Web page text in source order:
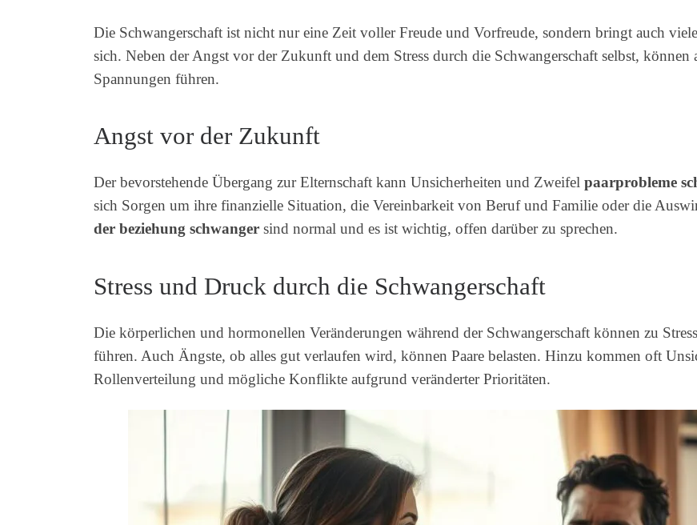
Die Schwangerschaft ist nicht nur eine Zeit voller Freude und Vorfreude, sondern bringt auch
sich. Neben der Angst vor der Zukunft und dem Stress durch die Schwangerschaft selbst, können
Spannungen führen.
Angst vor der Zukunft
Der bevorstehende Übergang zur Elternschaft kann Unsicherheiten und Zweifel paarprobleme
sich Sorgen um ihre finanzielle Situation, die Vereinbarkeit von Beruf und Familie oder die
der beziehung schwanger sind normal und es ist wichtig, offen darüber zu sprechen.
Stress und Druck durch die Schwangerschaft
Die körperlichen und hormonellen Veränderungen während der Schwangerschaft können zu
führen. Auch Ängste, ob alles gut verlaufen wird, können Paare belasten. Hinzu kommen oft
Rollenverteilung und mögliche Konflikte aufgrund veränderter Prioritäten.